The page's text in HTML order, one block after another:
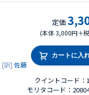
[訳] 佐藤
定価
(本体 3,000円＋
カートに入
クイントコード：
モリタコード：